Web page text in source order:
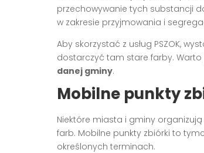
przechowywanie tych substancji
w zakresie przyjmowania i
Aby skorzystać z usług PSZOK,
dostarczyć tam stare farby. Warto
danej gminy.
Mobilne punkty
Niektóre miasta i gminy organizują
farb. Mobilne punkty zbiórki to
określonych terminach.